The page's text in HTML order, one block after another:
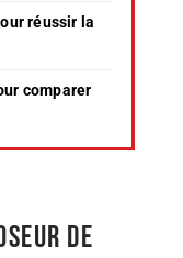
réussir la
comparer
de